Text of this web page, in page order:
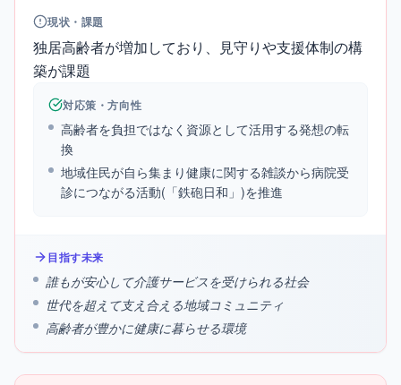
現状・課題
独居高齢者が増加しており、見守りや支援体制の構
築が課題
対応策・方向性
高齢者を負担ではなく資源として活用する発想の転
換
地域住民が自ら集まり健康に関する雑談から病院受
診につながる活動(「鉄砲日和」)を推進
目指す未来
誰もが安心して介護サービスを受けられる社会
世代を超えて支え合える地域コミュニティ
高齢者が豊かに健康に暮らせる環境